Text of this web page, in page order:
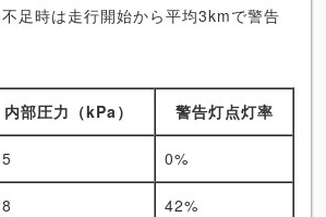
足時は走行開始から平均3kmで警告
内部圧力（kPa） 警告灯点灯率
0%
42%